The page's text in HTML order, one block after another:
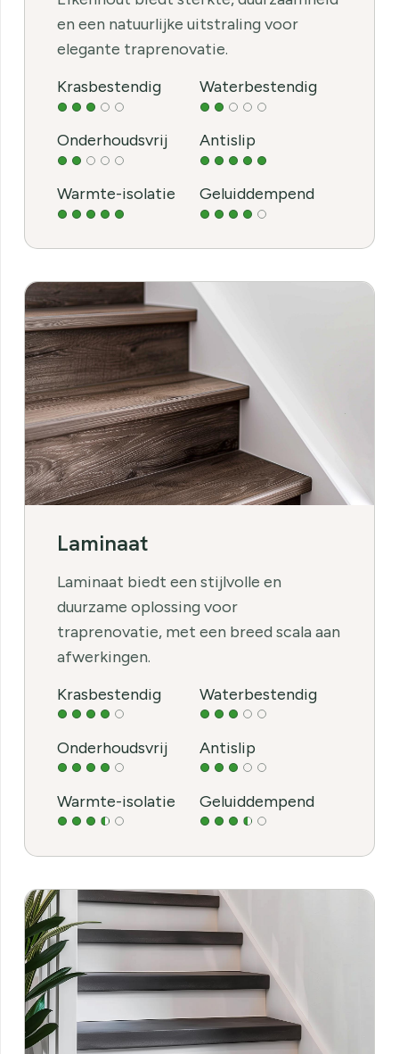
en een natuurlijke uitstraling voor
elegante traprenovatie.
Krasbestendig
Waterbestendig
Onderhoudsvrij Antislip
Warmte-isolatie Geluiddempend
Laminaat
Laminaat biedt een stijlvolle en
duurzame oplossing voor
traprenovatie, met een breed scala aan
afwerkingen.
Krasbestendig
Waterbestendig
Onderhoudsvrij Antislip
Warmte-isolatie Geluiddempend